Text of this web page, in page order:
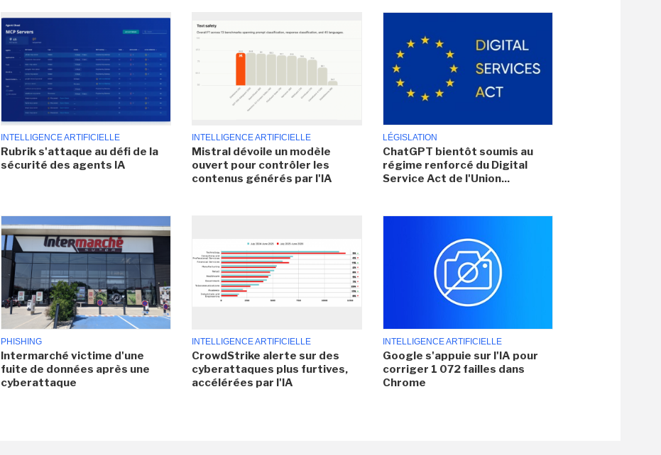
INTELLIGENCE ARTIFICIELLE
Rubrik s'attaque au défi de la
sécurité des agents IA
INTELLIGENCE ARTIFICIELLE
Mistral dévoile un modèle
ouvert pour contrôler les
contenus générés par l'IA
LÉGISLATION
ChatGPT bientôt soumis au
régime renforcé du Digital
Service Act de l'Union...
PHISHING
Intermarché victime d'une
fuite de données après une
cyberattaque
INTELLIGENCE ARTIFICIELLE
CrowdStrike alerte sur des
cyberattaques plus furtives,
accélérées par l'IA
INTELLIGENCE ARTIFICIELLE
Google s'appuie sur l'IA pour
corriger 1 072 failles dans
Chrome